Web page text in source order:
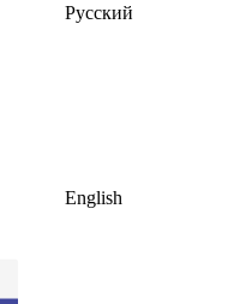
Русский
English